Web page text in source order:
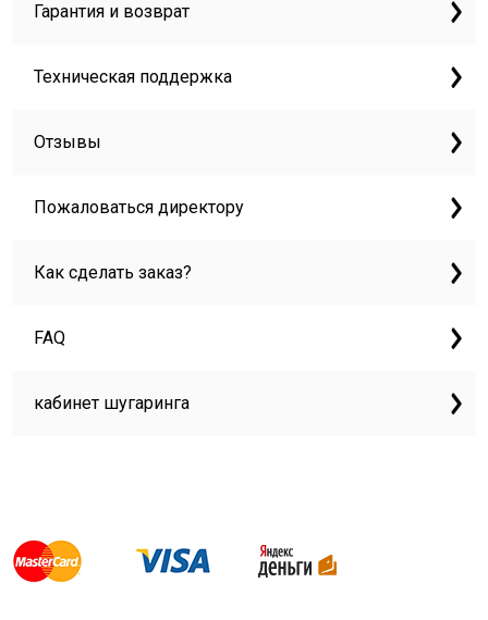
Гарантия и возврат
Техническая поддержка
Отзывы
Пожаловаться директору
Как сделать заказ?
FAQ
кабинет шугаринга